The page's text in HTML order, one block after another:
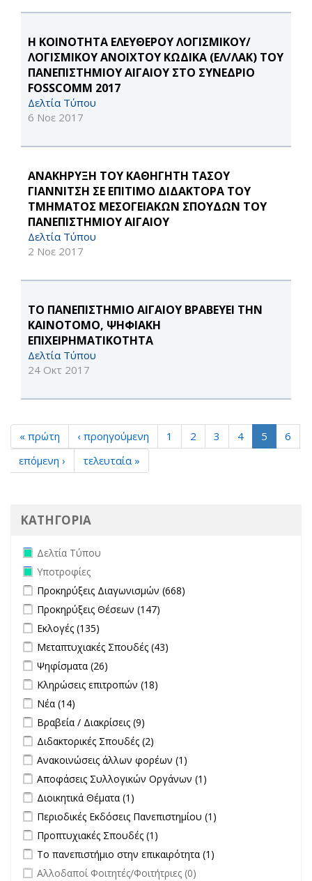
Η ΚΟΙΝΟΤΗΤΑ ΕΛΕΥΘΕΡΟΥ ΛΟΓΙΣΜΙΚΟΥ/
ΛΟΓΙΣΜΙΚΟΥ ΑΝΟΙΧΤΟΥ ΚΩΔΙΚΑ (ΕΛ/ΛΑΚ) ΤΟΥ
ΠΑΝΕΠΙΣΤΗΜΙΟΥ ΑΙΓΑΙΟΥ ΣΤΟ ΣΥΝΕΔΡΙΟ
FOSSCOMM 2017
Δελτία Τύπου
6 Νοε 2017
ΑΝΑΚΗΡΥΞΗ ΤΟΥ ΚΑΘΗΓΗΤΗ ΤΑΣΟΥ
ΓΙΑΝΝΙΤΣΗ ΣΕ ΕΠΙΤΙΜΟ ΔΙΔΑΚΤΟΡΑ ΤΟΥ
ΤΜΗΜΑΤΟΣ ΜΕΣΟΓΕΙΑΚΩΝ ΣΠΟΥΔΩΝ ΤΟΥ
ΠΑΝΕΠΙΣΤΗΜΙΟΥ ΑΙΓΑΙΟΥ
Δελτία Τύπου
2 Νοε 2017
TO ΠΑΝΕΠΙΣΤΗΜΙΟ ΑΙΓΑΙΟΥ ΒΡΑΒΕΥΕΙ ΤΗΝ
ΚΑΙΝΟΤΟΜΟ, ΨΗΦΙΑΚΗ
ΕΠΙΧΕΙΡΗΜΑΤΙΚΟΤΗΤΑ
Δελτία Τύπου
24 Οκτ 2017
« πρώτη ‹ προηγούμενη 1 2 3 4 5
6
επόμενη ›
τελευταία »
ΚΑΤΗΓΟΡΙΑ
Remove Δελτία Τύπου filter
Δελτία Τύπου
Remove Υποτροφίες filter
Υποτροφίες
Apply Προκηρύξεις Διαγωνισμών filter
Προκηρύξεις Διαγωνισμών (668)
Apply Προκηρύξεις Θέσεων filter
Προκηρύξεις Θέσεων (147)
Apply Εκλογές filter
Εκλογές (135)
Apply Μεταπτυχιακές Σπουδές filter
Μεταπτυχιακές Σπουδές (43)
Apply Ψηφίσματα filter
Ψηφίσματα (26)
Apply Κληρώσεις επιτροπών filter
Κληρώσεις επιτροπών (18)
Apply Νέα filter
Νέα (14)
Apply Βραβεία / Διακρίσεις filter
Βραβεία / Διακρίσεις (9)
Apply Διδακτορικές Σπουδές filter
Διδακτορικές Σπουδές (2)
Apply Ανακοινώσεις άλλων φορέων filter
Ανακοινώσεις άλλων φορέων (1)
Apply Αποφάσεις Συλλογικών Οργάνων filter
Αποφάσεις Συλλογικών Οργάνων (1)
Apply Διοικητικά Θέματα filter
Διοικητικά Θέματα (1)
Apply Περιοδικές Εκδόσεις Πανεπιστημίου filter
Περιοδικές Εκδόσεις Πανεπιστημίου (1)
Apply Προπτυχιακές Σπουδές filter
Προπτυχιακές Σπουδές (1)
Apply Το πανεπιστήμιο στην επικαιρότητα filter
Το πανεπιστήμιο στην επικαιρότητα (1)
undefined
Αλλοδαποί Φοιτητές/Φοιτήτριες (0)